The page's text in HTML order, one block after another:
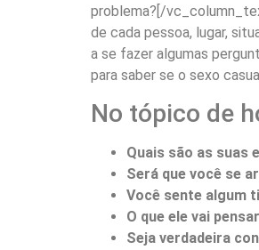
problema?[/
de cada pessoa, lugar,
a se fazer algumas
para saber se o sexo
No tópico de
Quais são as suas
Será que você se
Você sente algum
O que ele vai
Seja verdadeira